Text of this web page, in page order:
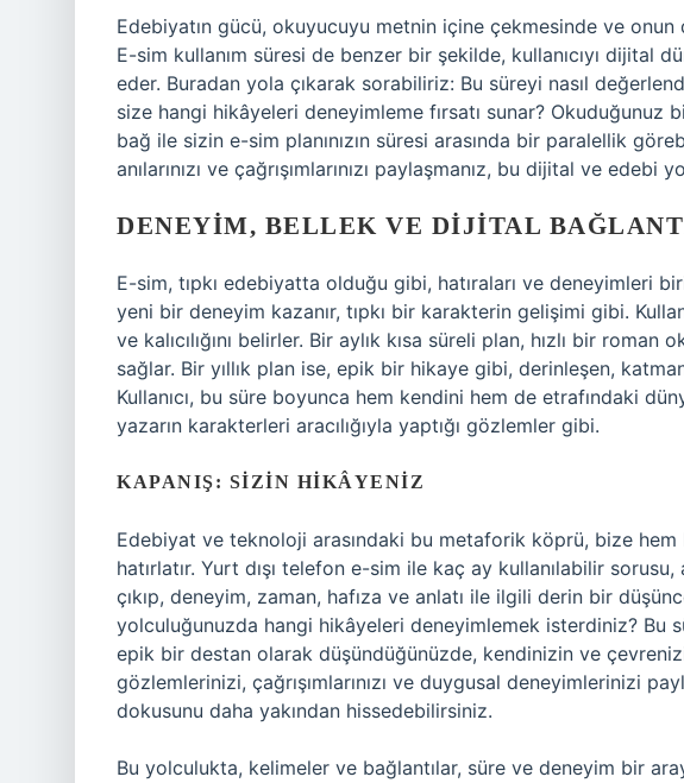
Edebiyatın gücü, okuyucuyu metnin içine çekmesinde ve onun
E-sim kullanım süresi de benzer bir şekilde, kullanıcıyı dijital
eder. Buradan yola çıkarak sorabiliriz: Bu süreyi nasıl
size hangi hikâyeleri deneyimleme fırsatı sunar?
bağ ile sizin e-sim planınızın süresi arasında bir paralellik
anılarınızı ve çağrışımlarınızı paylaşmanız, bu dijital ve edebi
DENEYIM, BELLEK VE DIJITAL
E-sim, tıpkı edebiyatta olduğu gibi, hatıraları ve deneyimleri
yeni bir deneyim kazanır, tıpkı bir karakterin gelişimi gibi.
ve kalıcılığını belirler. Bir aylık kısa süreli plan, hızlı bir
sağlar. Bir yıllık plan ise, epik bir hikaye gibi, derinleşen,
Kullanıcı, bu süre boyunca hem kendini hem de etrafındaki
yazarın karakterleri aracılığıyla yaptığı gözlemler gibi.
KAPANIŞ: SIZIN HIKÂYENIZ
Edebiyat ve teknoloji arasındaki bu metaforik köprü, bize hem
hatırlatır. Yurt dışı telefon e-sim ile kaç ay kullanılabilir
çıkıp, deneyim, zaman, hafıza ve anlatı ile ilgili derin bir
yolculuğunuzda hangi hikâyeleri deneyimlemek isterdiniz? Bu
epik bir destan olarak düşündüğünüzde, kendinizin ve
gözlemlerinizi, çağrışımlarınızı ve duygusal deneyimlerinizi
dokusunu daha yakından hissedebilirsiniz.
Bu yolculukta, kelimeler ve bağlantılar, süre ve deneyim bir